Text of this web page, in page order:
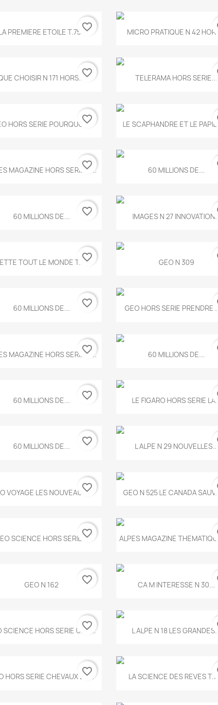
Aperçu rapide
PREMIERE ETOILE T.755favorite_border Aperçu rapide
MICRO PRATIQUE N 42
Aperçu rapide
CHOISIR N 171 HORS...favorite_border Aperçu rapide
TELERAMA HORS SERIE...
Aperçu rapide
HORS SERIE POURQUOI...
favorite_border Aperçu rapide
LE SCAPHANDRE ET LE
Aperçu rapide
MAGAZINE HORS SERIE N...
favorite_border Aperçu rapide
60 MILLIONS DE...
Aperçu rapide
60 MILLIONS DE... favorite_border Aperçu rapide
IMAGES N 27
Aperçu rapide
TOUT LE MONDE T.546
favorite_border Aperçu rapide
GEO N 309
Aperçu rapide
60 MILLIONS DE... favorite_border Aperçu rapide
GEO HORS SERIE PRENDRE
Aperçu rapide
MAGAZINE HORS SERIE N...
favorite_border Aperçu rapide
60 MILLIONS DE...
Aperçu rapide
60 MILLIONS DE... favorite_border Aperçu rapide
LE FIGARO HORS SERIE
Aperçu rapide
60 MILLIONS DE... favorite_border Aperçu rapide
L ALPE N 29 NOUVELLES...
Aperçu rapide
VOYAGE LES NOUVEAUX...
favorite_border Aperçu rapide
GEO N 525 LE CANADA
Aperçu rapide
SCIENCE HORS SERIE...
favorite_border Aperçu rapide
ALPES MAGAZINE
Aperçu rapide
GEO N 162 favorite_border Aperçu rapide
CA M INTERESSE N 30...
Aperçu rapide
SCIENCE HORS SERIE UNE...
favorite_border Aperçu rapide
L ALPE N 18 LES
Aperçu rapide
HORS SERIE CHEVAUX ET...
favorite_border Aperçu rapide
LA SCIENCE DES REVES